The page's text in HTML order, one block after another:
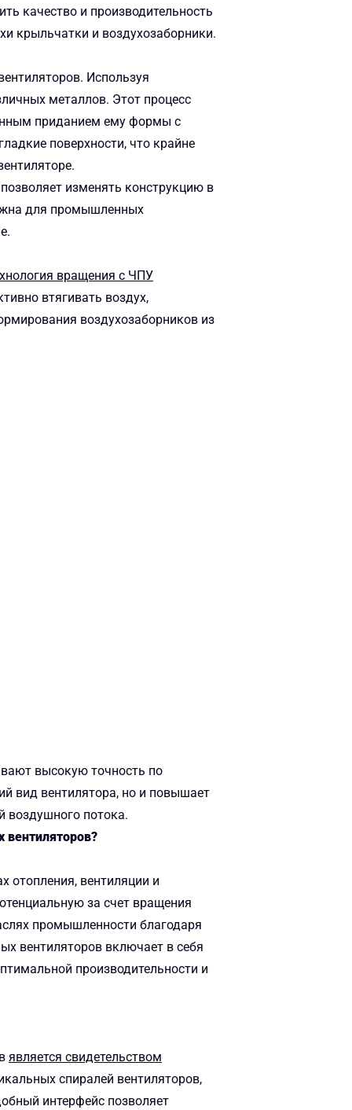
качество и производительность
крыльчатки и воздухозаборники.
Используя
металлов. Этот процесс
приданием ему формы с
поверхности, что крайне
изменять конструкцию в
для промышленных
вращения с ЧПУ
втягивать воздух,
воздухозаборников из
высокую точность по
вид вентилятора, но и повышает
воздушного потока.
вентиляции и
за счет вращения
промышленности благодаря
вентиляторов включает в себя
производительности и
является свидетельством
спиралей вентиляторов,
интерфейс позволяет